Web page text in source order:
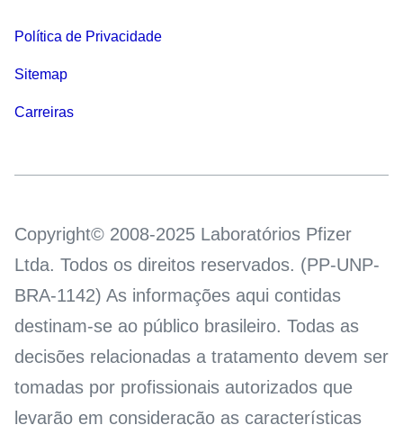
Política de Privacidade
Sitemap
Carreiras
Copyright© 2008-2025 Laboratórios Pfizer
Ltda. Todos os direitos reservados. (PP-UNP-
BRA-1142) As informações aqui contidas
destinam-se ao público brasileiro. Todas as
decisões relacionadas a tratamento devem ser
tomadas por profissionais autorizados que
levarão em consideração as características